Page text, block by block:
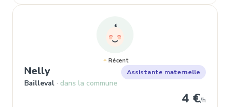
Récent
Nelly, Garde d'enfant à Bailleval
Bailleval dans la commune
Assistante maternelle
4 €/h